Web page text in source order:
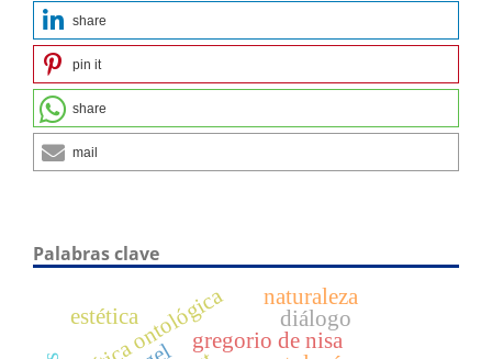
share
pin it
share
mail
Palabras clave
gregorio de nisa
crítica ontológica diálogo
estética
naturaleza